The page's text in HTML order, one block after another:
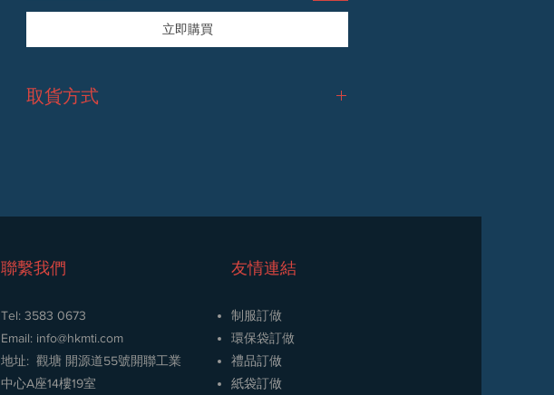
立即購買
取貨方式
聯繫我們
Tel: 3583 0673
Email: info@hkmti.com
地址: 觀塘 開源道55號開聯工業
中心A座14樓19室
友情連結
制服訂做
環保袋訂做
禮品訂做
​紙袋訂做